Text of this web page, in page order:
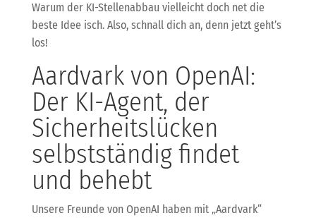
Warum der KI-Stellenabbau vielleicht doch net die
beste Idee isch. Also, schnall dich an, denn jetzt geht’s
los!
Aardvark von OpenAI:
Der KI-Agent, der
Sicherheitslücken
selbstständig findet
und behebt
Unsere Freunde von OpenAI haben mit „Aardvark“